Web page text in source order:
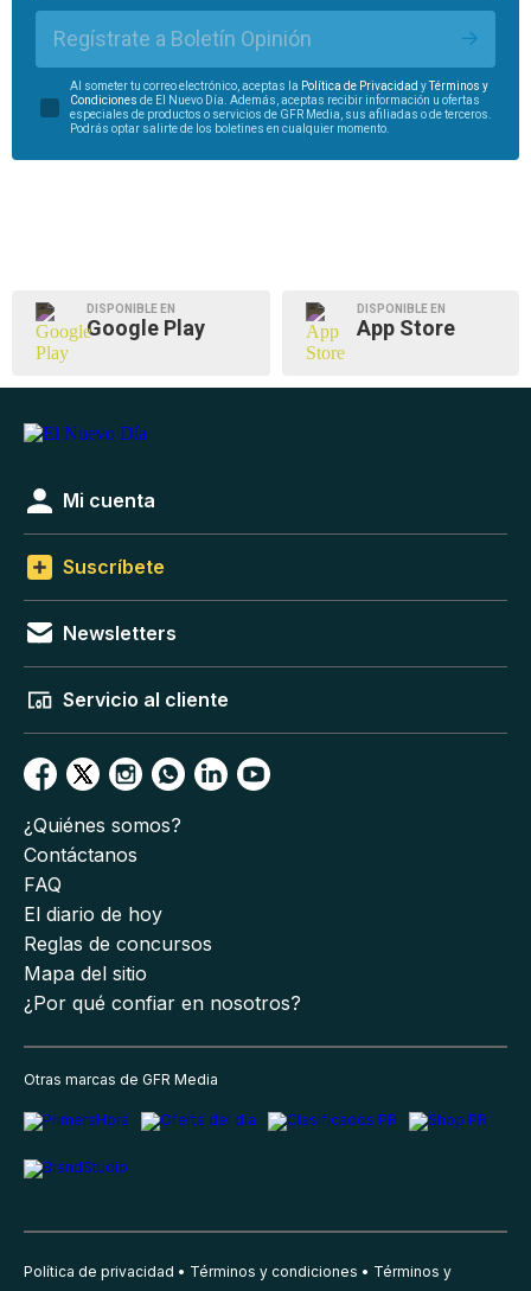
Regístrate a Boletín Opinión
Al someter tu correo electrónico, aceptas la Política de Privacidad yTérminos y
Condiciones de El Nuevo Día. Además, aceptas recibir información u ofertas
especiales de productos o servicios de GFR Media, sus afiliadas o de terceros.
Podrás optar salirte de los boletines en cualquier momento.
DISPONIBLE EN
Google Play
DISPONIBLE EN
App Store
Mi cuenta
Suscríbete
Newsletters
Servicio al cliente
¿Quiénes somos?
Contáctanos
FAQ
El diario de hoy
Reglas de concursos
Mapa del sitio
¿Por qué confiar en nosotros?
Otras marcas de GFR Media
Política de privacidad Términos y condiciones Términos y